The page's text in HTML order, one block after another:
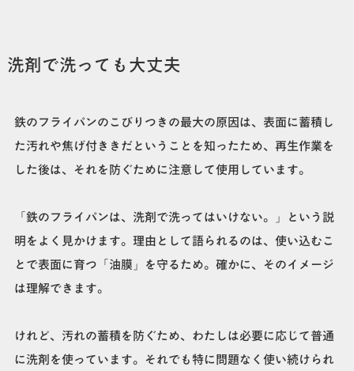
洗剤で洗っても大丈夫
鉄のフライパンのこびりつきの最大の原因は、表面に蓄積し
た汚れや焦げ付ききだということを知ったため、再生作業を
した後は、それを防ぐために注意して使用しています。
「鉄のフライパンは、洗剤で洗ってはいけない。」という説
明をよく見かけます。理由として語られるのは、使い込むこ
とで表面に育つ「油膜」を守るため。確かに、そのイメージ
は理解できます。
けれど、汚れの蓄積を防ぐため、わたしは必要に応じて普通
に洗剤を使っています。それでも特に問題なく使い続けられ